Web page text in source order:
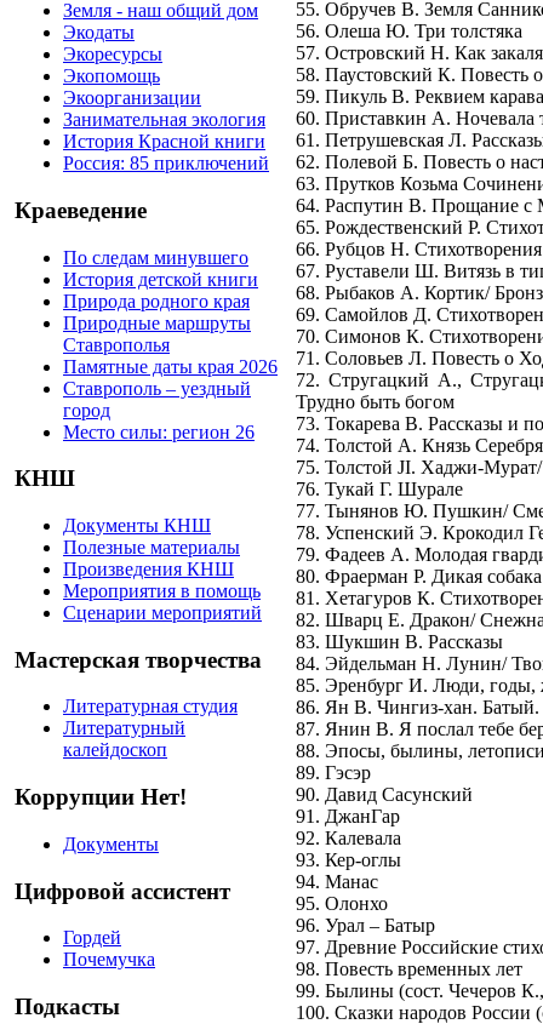
Земля - наш общий дом
Экодаты
Экоресурсы
Экопомощь
Экоорганизации
Занимательная экология
История Красной книги
Россия: 85 приключений
Краеведение
По следам минувшего
История детской книги
Природа родного края
Природные маршруты
Ставрополья
Памятные даты края 2026
Ставрополь – уездный
город
Место силы: регион 26
КНШ
Документы КНШ
Полезные материалы
Произведения КНШ
Мероприятия в помощь
Сценарии мероприятий
Мастерская творчества
Литературная студия
Литературный
калейдоскоп
Коррупции Нет!
Документы
Цифровой ассистент
Гордей
Почемучка
Подкасты
55. Обручев В. Земля
56. Олеша Ю. Три толстяка
57. Островский Н. Как
58. Паустовский К. Повесть
59. Пикуль В. Реквием
60. Приставкин А. Ночевала
61. Петрушевская Л.
62. Полевой Б. Повесть о
63. Прутков Козьма
64. Распутин В. Прощание с
65. Рождественский Р.
66. Рубцов Н. Стихотворения
67. Руставели Ш. Витязь в
68. Рыбаков А. Кортик/
69. Самойлов Д.
70. Симонов К.
71. Соловьев Л. Повесть о
72. Стругацкий А.,
Трудно быть богом
73. Токарева В. Рассказы и
74. Толстой А. Князь
75. Толстой JI. Хаджи-
76. Тукай Г. Шурале
77. Тынянов Ю. Пушкин/
78. Успенский Э. Крокодил
79. Фадеев А. Молодая
80. Фраерман Р. Дикая
81. Хетагуров К.
82. Шварц Е. Дракон/
83. Шукшин В. Рассказы
84. Эйдельман Н. Лунин/
85. Эренбург И. Люди, годы,
86. Ян В. Чингиз-хан.
87. Янин В. Я послал тебе
88. Эпосы, былины,
89. Гэсэр
90. Давид Сасунский
91. ДжанГар
92. Калевала
93. Кер-оглы
94. Манас
95. Олонхо
96. Урал – Батыр
97. Древние Российские
98. Повесть временных лет
99. Былины (сост. Чечеров
100. Сказки народов России